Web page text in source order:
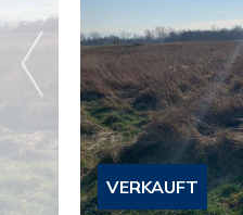
VERKAUFT